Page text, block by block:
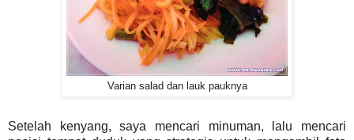
Varian salad dan lauk pauknya
Setelah kenyang, saya mencari minuman, lalu mencari